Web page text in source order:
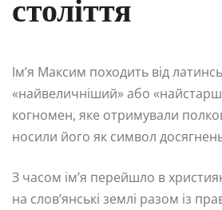
століття
Ім’я Максим походить від
«найвеличніший» або
когномен, яке отримували
носили його як символ
З часом ім’я перейшло в
на слов’янські землі разом із